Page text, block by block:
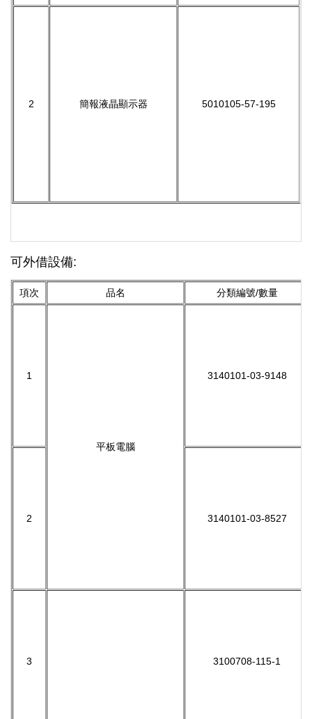
2 簡報液晶顯示器 5010105-57-195
可外借設備:
項次 品名 分類編號/數量
1
平板電腦
3140101-03-9148
2 3140101-03-8527
3 3100708-115-1